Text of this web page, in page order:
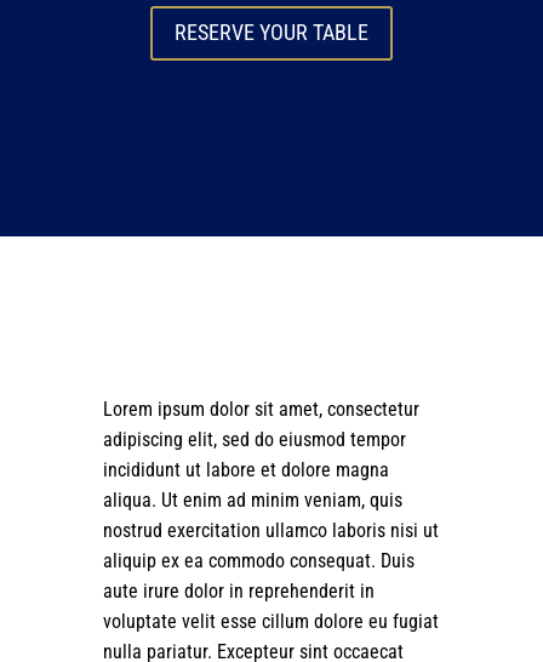
RESERVE YOUR TABLE
Lorem ipsum dolor sit amet, consectetur
adipiscing elit, sed do eiusmod tempor
incididunt ut labore et dolore magna
aliqua. Ut enim ad minim veniam, quis
nostrud exercitation ullamco laboris nisi ut
aliquip ex ea commodo consequat. Duis
aute irure dolor in reprehenderit in
voluptate velit esse cillum dolore eu fugiat
nulla pariatur. Excepteur sint occaecat